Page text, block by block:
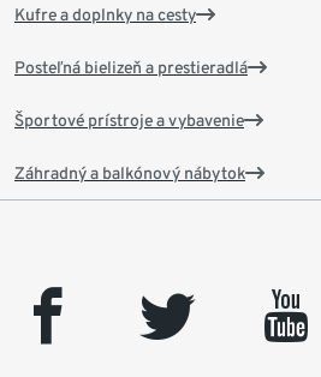
Kufre a doplnky na cesty
Posteľná bielizeň a prestieradlá
Športové prístroje a vybavenie
Záhradný a balkónový nábytok
facebook twitter youtube